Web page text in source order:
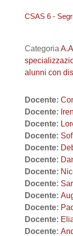
CSAS 6 -
Categoria
alunni con
Docente:
Docente:
Docente:
Docente:
Docente:
Docente:
Docente:
Docente:
Docente:
Docente:
Docente:
Docente: